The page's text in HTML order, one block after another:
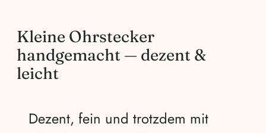
Kleine Ohrstecker
handgemacht — dezent &
leicht
Dezent, fein und trotzdem mit